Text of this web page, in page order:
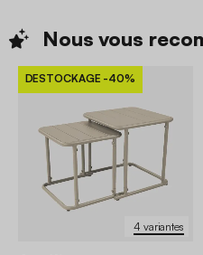
Nous vous
4 variantes
DESTOCKAGE -40%